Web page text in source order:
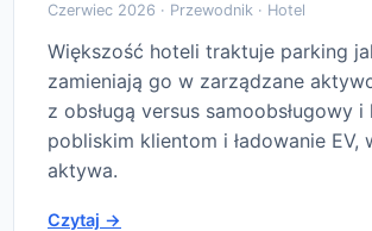
Czerwiec 2026 · Przewodnik · Hotel
Większość hoteli traktuje parking
zamieniają go w zarządzane
z obsługą versus
pobliskim klientom i ładowanie
aktywa.
Czytaj →